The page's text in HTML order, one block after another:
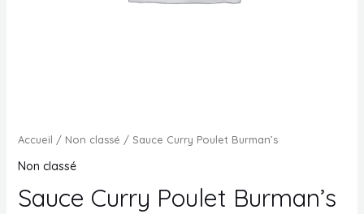
Accueil / Non classé / Sauce Curry Poulet Burman’s
Non classé
Sauce Curry Poulet Burman’s